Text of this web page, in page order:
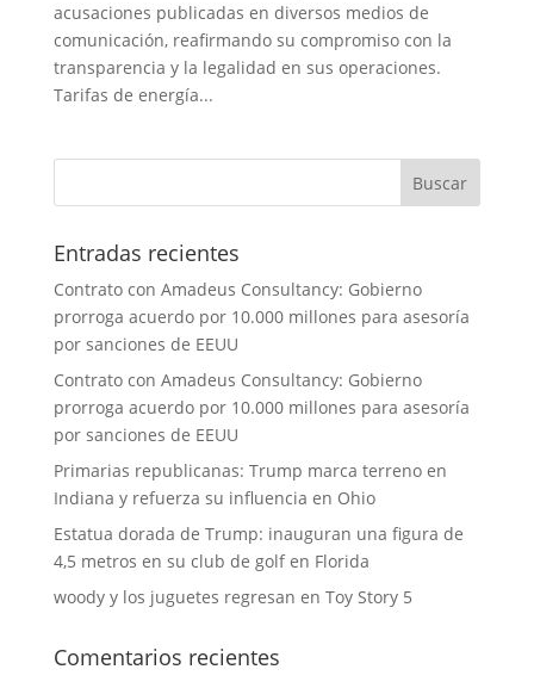
acusaciones publicadas en diversos medios de
comunicación, reafirmando su compromiso con la
transparencia y la legalidad en sus operaciones.
Tarifas de energía...
Entradas recientes
Contrato con Amadeus Consultancy: Gobierno
prorroga acuerdo por 10.000 millones para asesoría
por sanciones de EEUU
Contrato con Amadeus Consultancy: Gobierno
prorroga acuerdo por 10.000 millones para asesoría
por sanciones de EEUU
Primarias republicanas: Trump marca terreno en
Indiana y refuerza su influencia en Ohio
Estatua dorada de Trump: inauguran una figura de
4,5 metros en su club de golf en Florida
woody y los juguetes regresan en Toy Story 5
Comentarios recientes